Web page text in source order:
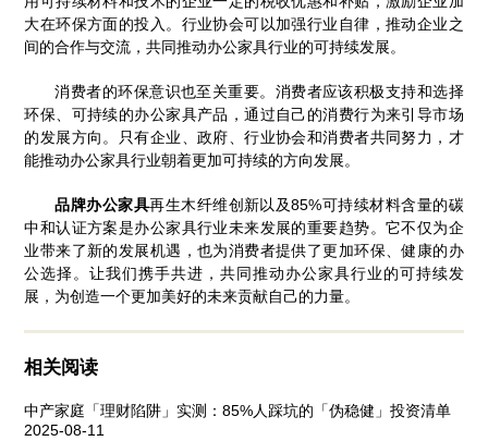
大在环保方面的投入。行业协会可以加强行业自律，推动企业之
间的合作与交流，共同推动办公家具行业的可持续发展。
消费者的环保意识也至关重要。消费者应该积极支持和选择
环保、可持续的办公家具产品，通过自己的消费行为来引导市场
的发展方向。只有企业、政府、行业协会和消费者共同努力，才
能推动办公家具行业朝着更加可持续的方向发展。
品牌办公家具再生木纤维创新以及85%可持续材料含量的碳
中和认证方案是办公家具行业未来发展的重要趋势。它不仅为企
业带来了新的发展机遇，也为消费者提供了更加环保、健康的办
公选择。让我们携手共进，共同推动办公家具行业的可持续发
展，为创造一个更加美好的未来贡献自己的力量。
相关阅读
中产家庭「理财陷阱」实测：85%人踩坑的「伪稳健」投资清单
2025-08-11